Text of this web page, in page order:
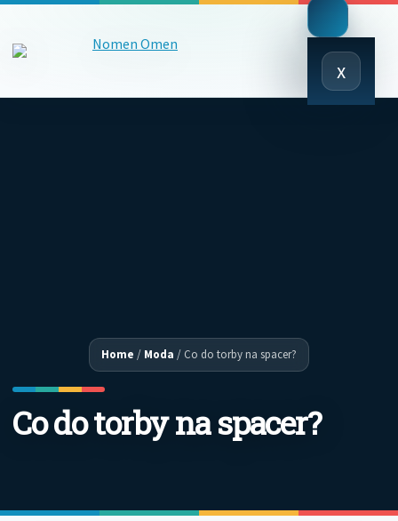
x
Close
Menu
Home / Moda / Co do torby na spacer?
Co do torby na spacer?